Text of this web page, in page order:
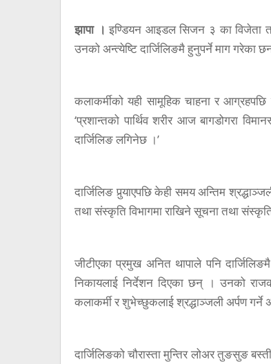
झापा । इण्डियन आइडल सिजन ३ का विजेता
उनको अन्त्येष्टि दार्जिलिङमै हुनुपर्ने माग गरेका
कलाकर्मीको यही सामूहिक चाहना र आग्रहपछि
‘प्रशान्तको पार्थिव शरीर आज बागडोगरा
दार्जिलिङ लगिनेछ ।’
दार्जिलिङ पुर्‍याएपछि केही समय अन्तिम
तथा संस्कृति विभागमा राखिने सूचना तथा
जीटीएका प्रमुख अनित थापाले पनि
निकायलाई निर्देशन दिएका छन् । उनको
कलाकर्मी र शुभेच्छुकलाई श्रद्धाञ्जली अर्पण
दार्जिलिङको चौरास्ता मुन्तिर लोअर तुङसुङ